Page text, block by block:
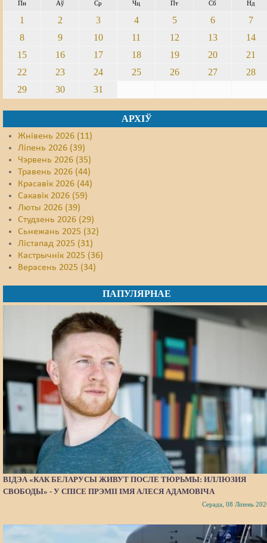
Пн Аў Ср Чц Пт Сб Нд
1 2 3 4 5 6
7
8
9 10 11 12 13
14
15
16 17 18 19 20
21
22
23 24 25 26 27
28
29
30 31
АРХІЎ
Жнівень 2026 (11)
Ліпень 2026 (39)
Чэрвень 2026 (35)
Травень 2026 (44)
Красавік 2026 (44)
Сакавік 2026 (59)
Люты 2026 (39)
Студзень 2026 (29)
Сьнежань 2025 (32)
Лістапад 2025 (31)
Кастрычнік 2025 (36)
Верасень 2025 (34)
ПАПУЛЯРНАЕ
ВІДЭА «КАК БЕЛАРУСЫ ЖИВУТ ПОСЛЕ ТЮРЬМЫ: ИЛЛЮЗИЯ
СВОБОДЫ» - У СПІСЕ ПРЭМІІ ІМЯ АЛЕСЯ АДАМОВІЧА
Серада, 08 Ліпень